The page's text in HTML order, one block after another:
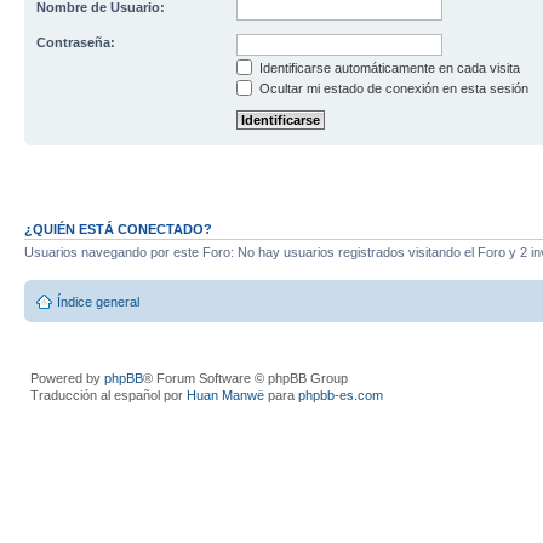
Nombre de Usuario:
Contraseña:
Identificarse automáticamente en cada visita
Ocultar mi estado de conexión en esta sesión
¿QUIÉN ESTÁ CONECTADO?
Usuarios navegando por este Foro: No hay usuarios registrados visitando el Foro y 2
Índice general
Powered by phpBB® Forum Software © phpBB Group
Traducción al español por Huan Manwë para phpbb-es.com